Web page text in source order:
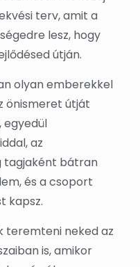
terv, amit a
lesz, hogy
útján.
olyan emberekkel
önismeret útját
egyedül
az
tagjaként bátran
és a csoport
kapsz.
teremteni neked az
is, amikor